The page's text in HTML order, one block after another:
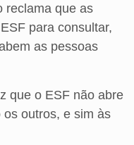
reclama que as
para consultar,
as pessoas
que o ESF não abre
outros, e sim às